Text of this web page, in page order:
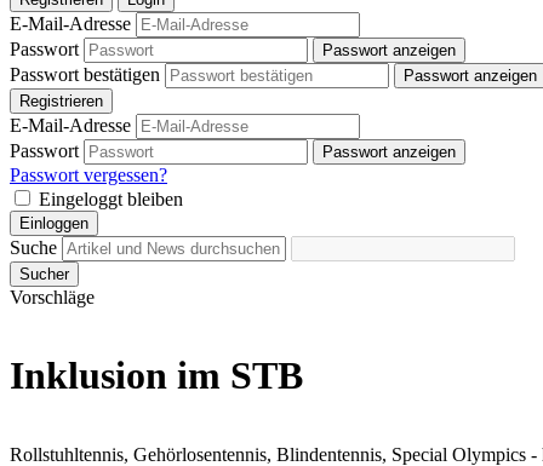
E-Mail-Adresse
Passwort
Passwort anzeigen
Passwort bestätigen
Passwort anzeigen
Registrieren
E-Mail-Adresse
Passwort
Passwort anzeigen
Passwort vergessen?
Eingeloggt bleiben
Einloggen
Suche
Sucher
Vorschläge
Inklusion im STB
Rollstuhltennis, Gehörlosentennis, Blindentennis, Special Olympics